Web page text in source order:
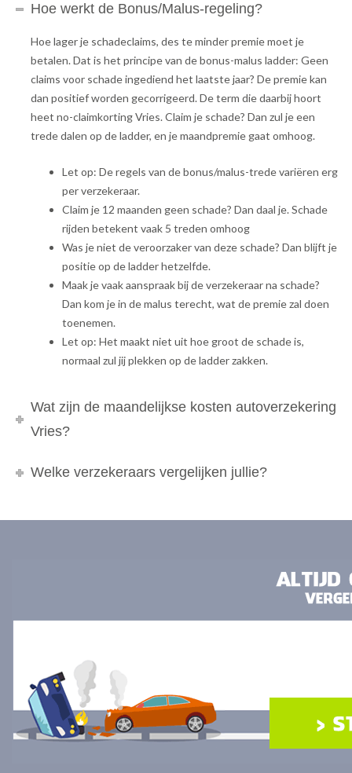
Hoe werkt de Bonus/Malus-regeling?
Hoe lager je schadeclaims, des te minder premie moet je
betalen. Dat is het principe van de bonus-malus ladder: Geen
claims voor schade ingediend het laatste jaar? De premie kan
dan positief worden gecorrigeerd. De term die daarbij hoort
heet no-claimkorting Vries. Claim je schade? Dan zul je een
trede dalen op de ladder, en je maandpremie gaat omhoog.
Let op: De regels van de bonus/malus-trede variëren erg
per verzekeraar.
Claim je 12 maanden geen schade? Dan daal je. Schade
rijden betekent vaak 5 treden omhoog
Was je niet de veroorzaker van deze schade? Dan blijft je
positie op de ladder hetzelfde.
Maak je vaak aanspraak bij de verzekeraar na schade?
Dan kom je in de malus terecht, wat de premie zal doen
toenemen.
Let op: Het maakt niet uit hoe groot de schade is,
normaal zul jij plekken op de ladder zakken.
Wat zijn de maandelijkse kosten autoverzekering
Vries?
Welke verzekeraars vergelijken jullie?